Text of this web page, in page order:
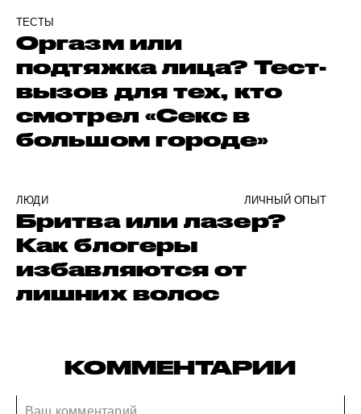
ТЕСТЫ
Оргазм или
подтяжка лица? Тест-
вызов для тех, кто
смотрел «Секс в
большом городе»
ЛЮДИ ЛИЧНЫЙ ОПЫТ
Бритва или лазер?
Как блогеры
избавляются от
лишних волос
КОММЕНТАРИИ